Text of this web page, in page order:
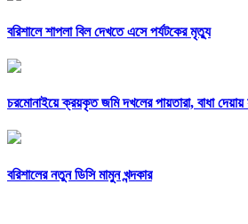
বরিশালে শাপলা বিল দেখতে এসে পর্যটকের মৃত্যু
চরমোনাইয়ে ক্রয়কৃত জমি দখলের পায়তারা, বাধা
বরিশালের নতুন ডিসি মামুন খন্দকার